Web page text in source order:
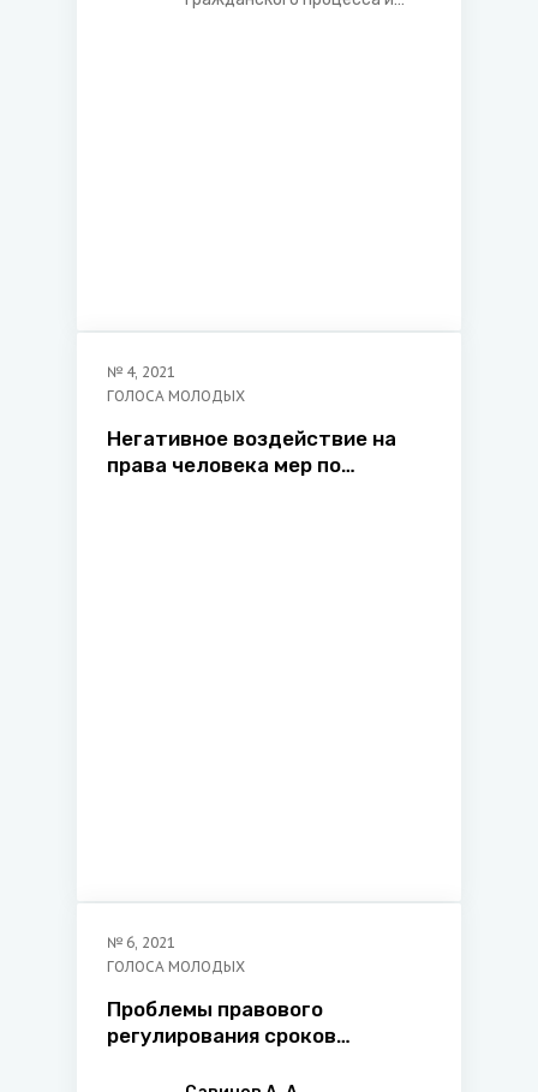
№ 4, 2021
ГОЛОСА МОЛОДЫХ
Негативное воздействие на
права человека мер по
№ 6, 2021
ГОЛОСА МОЛОДЫХ
Проблемы правового
регулирования сроков